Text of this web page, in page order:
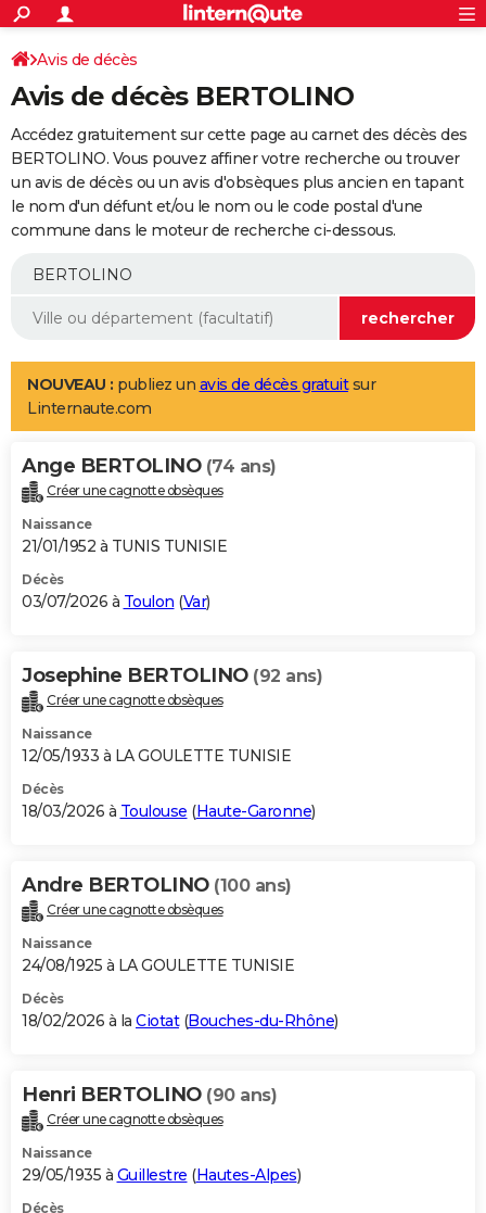
ACTUALITÉS
Politique
Société
Faits Divers
Education
Monde
Villes
+
SPORT
Coupe du monde 2026
Football
Tennis
Cyclisme
Rugby
Forum
Programme TV
TNT
Streaming
Cinéma
Sorties cinéma
Musique
+
FINANCE
Impôts
Immobilier
Risques naturels par ville
Banque
Assurance
Crédit
AUTO
Essais
Réserver un essai
Citadines
Berlines
SUV
Forum auto
+
Mobiles
Meilleur smartphone
Internet
Ordinateurs
Jeux vidéo
Guide high-tech
Aménagement intérieur
LIFESTYLE
Art de vivre
Bien-être
Loisirs
Mode
Modes de vie
Alimentation
Guide de la santé
Maladies
Médicaments
Sommeil
VOYAGE
Destinations
City break
Voyage nature
Voyage de noces
Forum
Climat
+PHOTO
GUIDES D'ACHAT
BONS PLANS
Carte de Noël
Carte Bonne année
Carte Saint-Valentin
Carte Pâques
Carte d'anniversaire
DICTIONNAIRE
Dictionnaire
Biographies
Citations
Expressions
Proverbes
PROGRAMME TV
S'inscrire
Se connecter
Lycées
Collèges
Primaires
Universités
Entreprises
Service militaire
Avis de recherche
AVIS DE DÉCÈS
Bricolage
Lifestyle
Culture
Sport
Auto
Television
Voyage
Cinema
Avis de décès
Avis de décès BERTOLINO
Accédez gratuitement sur cette page au carnet des décès des
BERTOLINO. Vous pouvez affiner votre recherche ou trouver
un avis de décès ou un avis d'obsèques plus ancien en tapant
le nom d'un défunt et/ou le nom ou le code postal d'une
commune dans le moteur de recherche ci-dessous.
NOUVEAU : publiez un avis de décès gratuitsur
Linternaute.com
Ange BERTOLINO (74 ans)
Créer une cagnotte obsèques
Naissance
21/01/1952 à TUNIS TUNISIE
Décès
03/07/2026 à Toulon (Var)
Josephine BERTOLINO (92 ans)
Créer une cagnotte obsèques
Naissance
12/05/1933 à LA GOULETTE TUNISIE
Décès
18/03/2026 à Toulouse (Haute-Garonne)
Andre BERTOLINO (100 ans)
Créer une cagnotte obsèques
Naissance
24/08/1925 à LA GOULETTE TUNISIE
Décès
18/02/2026 à la Ciotat(Bouches-du-Rhône)
Henri BERTOLINO (90 ans)
Créer une cagnotte obsèques
Naissance
29/05/1935 à Guillestre (Hautes-Alpes)
Décès